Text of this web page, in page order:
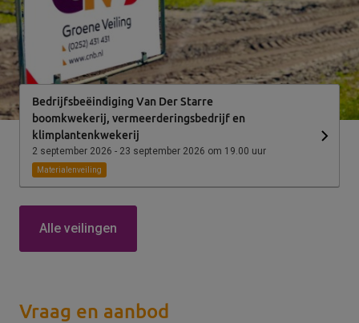
Bedrijfsbeëindiging Van Der Starre
boomkwekerij, vermeerderingsbedrijf en
klimplantenkwekerij
2 september 2026 - 23 september 2026 om 19.00 uur
Materialenveiling
Alle veilingen
Vraag en aanbod